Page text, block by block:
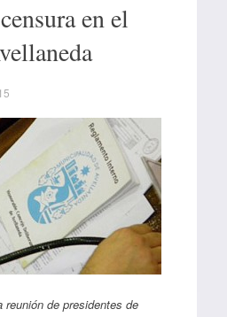
en el
de presidentes de